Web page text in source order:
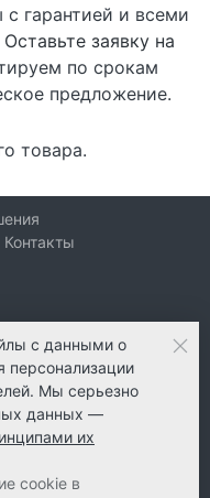
гарантией и всеми
Оставьте заявку на
по срокам
предложение.
товара.
Контакты
с данными о
персонализации
Мы серьезно
данных —
их
cookie в